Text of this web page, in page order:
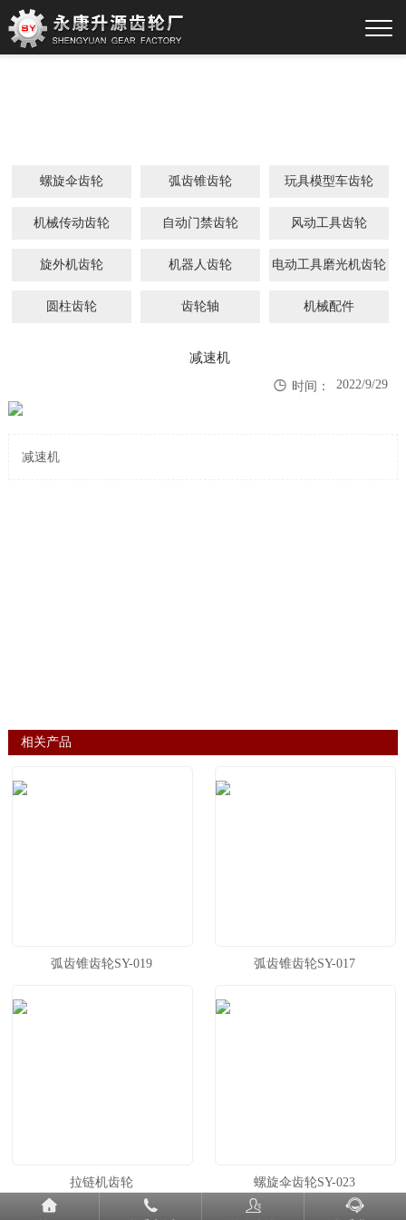
螺旋伞齿轮 弧齿锥齿轮 玩具模型车齿轮
机械传动齿轮 自动门禁齿轮 风动工具齿轮
旋外机齿轮 机器人齿轮 电动工具磨光机齿轮
圆柱齿轮 齿轮轴 机械配件
减速机
 时间： 2022/9/29
减速机
相关产品
弧齿锥齿轮SY-019 弧齿锥齿轮SY-017
拉链机齿轮 螺旋伞齿轮SY-023
   